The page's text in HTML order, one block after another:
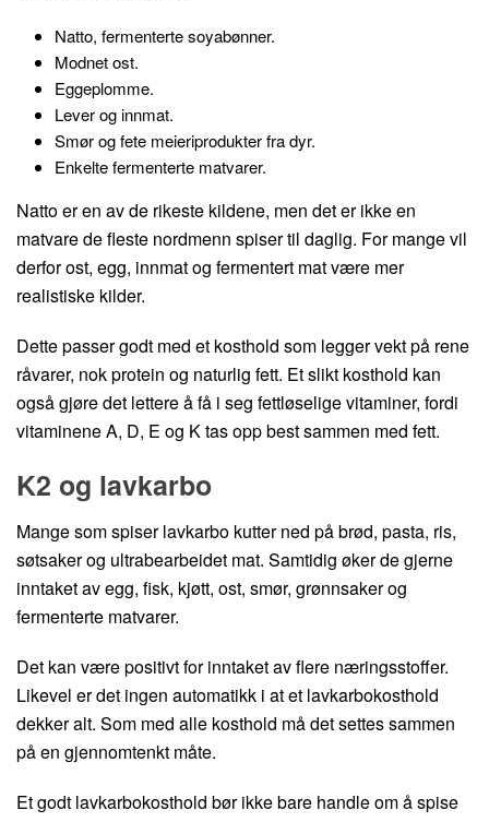
Natto, fermenterte soyabønner.
Modnet ost.
Eggeplomme.
Lever og innmat.
Smør og fete meieriprodukter fra dyr.
Enkelte fermenterte matvarer.
Natto er en av de rikeste kildene, men det er ikke en
matvare de fleste nordmenn spiser til daglig. For mange vil
derfor ost, egg, innmat og fermentert mat være mer
realistiske kilder.
Dette passer godt med et kosthold som legger vekt på rene
råvarer, nok protein og naturlig fett. Et slikt kosthold kan
også gjøre det lettere å få i seg fettløselige vitaminer, fordi
vitaminene A, D, E og K tas opp best sammen med fett.
K2 og lavkarbo
Mange som spiser lavkarbo kutter ned på brød, pasta, ris,
søtsaker og ultrabearbeidet mat. Samtidig øker de gjerne
inntaket av egg, fisk, kjøtt, ost, smør, grønnsaker og
fermenterte matvarer.
Det kan være positivt for inntaket av flere næringsstoffer.
Likevel er det ingen automatikk i at et lavkarbokosthold
dekker alt. Som med alle kosthold må det settes sammen
på en gjennomtenkt måte.
Et godt lavkarbokosthold bør ikke bare handle om å spise